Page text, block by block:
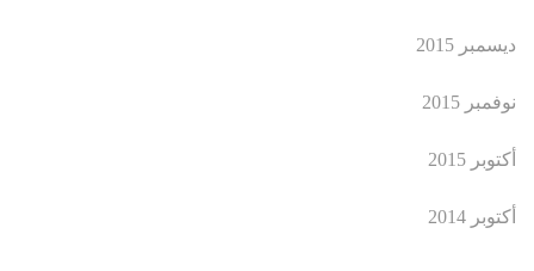
ديسمبر 2015
نوفمبر 2015
أكتوبر 2015
أكتوبر 2014